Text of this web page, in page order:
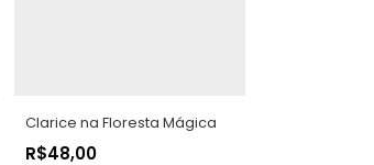
Clarice na Floresta Mágica
R$48,00